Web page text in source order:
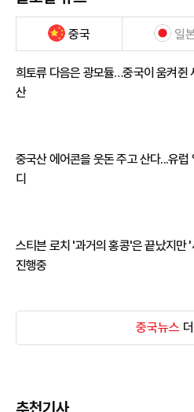
중국 일
희토류 다음은 광모듈…중국이 움켜쥔
산
중국산 에어콘을 웃돈 주고 산다...유럽
디
스티븐 로치 '과거의 홍콩'은 끝났지만
진행중
중국뉴스
추천기사